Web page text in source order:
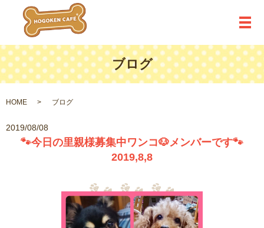
メ
ブログ
HOME ブログ
2019/08/08
🐾今日の里親様募集中ワンコ🐶メンバーです🐾
2019,8,8